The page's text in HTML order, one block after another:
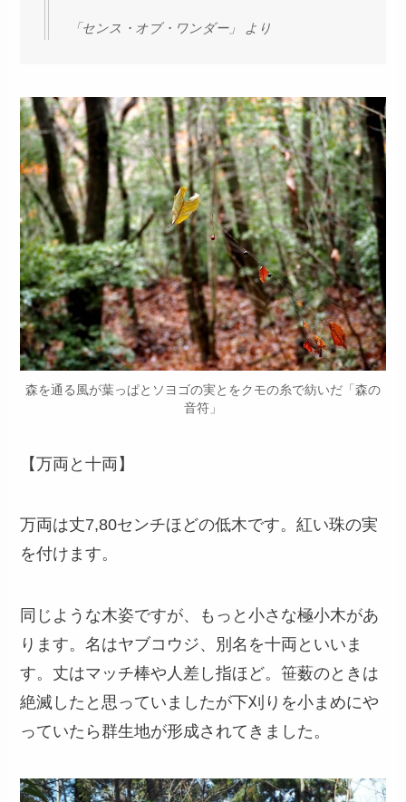
「センス・オブ・ワンダー」 より
森を通る風が葉っぱとソヨゴの実とをクモの糸で紡いだ「森の
音符」
【万両と十両】
万両は丈7,80センチほどの低木です。紅い珠の実
を付けます。
同じような木姿ですが、もっと小さな極小木があ
ります。名はヤブコウジ、別名を十両といいま
す。丈はマッチ棒や人差し指ほど。笹薮のときは
絶滅したと思っていましたが下刈りを小まめにや
っていたら群生地が形成されてきました。